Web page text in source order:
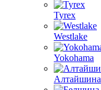
Tyrex
Westlake
Yokohama
Алтайшина